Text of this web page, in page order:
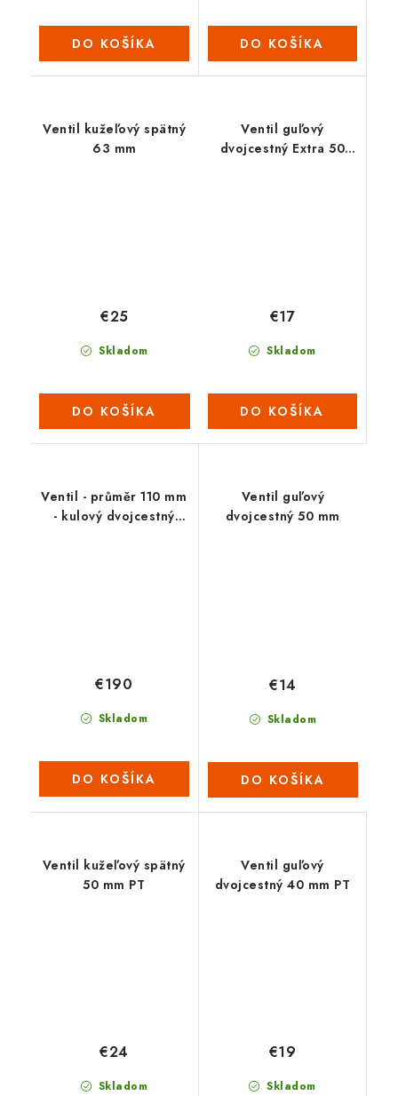
DO KOŠÍKA DO KOŠÍKA
Ventil kužeľový spätný
63 mm
Skladom
€25
DO KOŠÍKA
Ventil guľový
dvojcestný Extra 50
Skladom
€17
DO KOŠÍKA
Ventil - průměr 110 mm
- kulový dvojcestný
Skladom
€190
DO KOŠÍKA
Ventil guľový
dvojcestný 50 mm
Skladom
€14
DO KOŠÍKA
Ventil kužeľový spätný
50 mm PT
Skladom
€24
Ventil guľový
dvojcestný 40 mm PT
Skladom
€19